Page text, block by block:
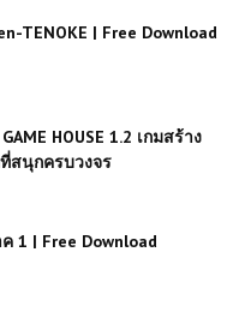
TENOKE | Free Download
HOUSE 1.2 เกมสร้าง
สนุกครบวงจร
1 | Free Download